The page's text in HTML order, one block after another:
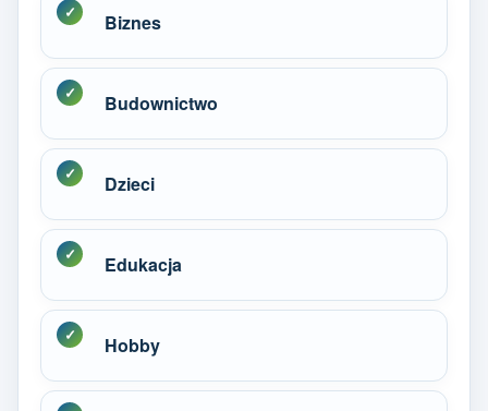
Biznes
Budownictwo
Dzieci
Edukacja
Hobby